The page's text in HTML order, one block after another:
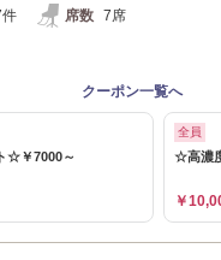
席数 7席
クーポン一覧へ
☆￥7000～
全員
☆高濃
￥